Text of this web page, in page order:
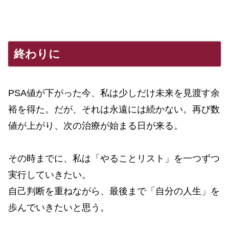
終わりに
PSA値が下がった今、私は少しだけ未来を見渡す余
裕を得た。だが、それは永遠には続かない。再び数
値が上がり、次の治療が始まる日が来る。
その時までに、私は「やることリスト」を一つずつ
実行していきたい。
自己判断を重ねながら、最後まで「自分の人生」を
歩んでいきたいと思う。